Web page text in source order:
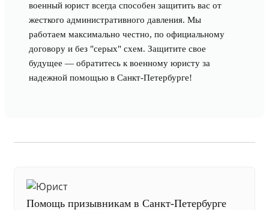
военный юрист всегда способен защитить вас от
жесткого административного давления. Мы
работаем максимально честно, по официальному
договору и без "серых" схем. Защитите свое
будущее — обратитесь к военному юристу за
надежной помощью в Санкт-Петербурге!
Помощь призывникам в Санкт-Петербурге